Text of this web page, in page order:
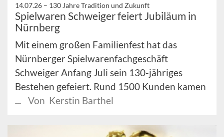
14.07.26 – 130 Jahre Tradition und Zukunft
Spielwaren Schweiger feiert Jubiläum in
Nürnberg
Mit einem großen Familienfest hat das
Nürnberger Spielwarenfachgeschäft
Schweiger Anfang Juli sein 130-jähriges
Bestehen gefeiert. Rund 1500 Kunden kamen
Von Kerstin Barthel